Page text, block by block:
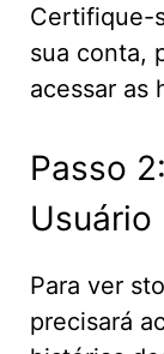
Certifique-
sua conta,
acessar as
Passo
Usuário
Para ver
precisará